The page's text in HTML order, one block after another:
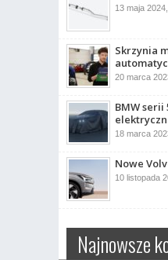
13 maja 2024,
Skrzynia
20 marca
BMW serii
18 marca
Nowe
10 listopada
Najnowsze